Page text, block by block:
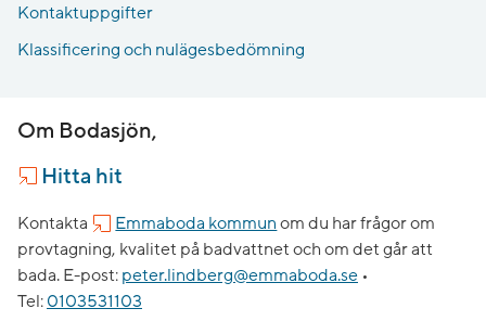
Kontaktuppgifter
Klassificering och nulägesbedömning
Om Bodasjön,
Hitta hit
Kontakta Emmaboda kommun om du har frågor om
provtagning, kvalitet på badvattnet och om det går att
bada. E-post: peter.lindberg@emmaboda.se •
Tel: 0103531103